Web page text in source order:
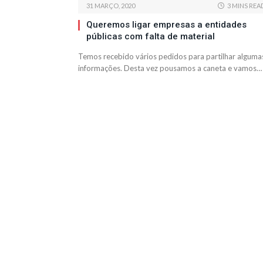
31 MARÇO, 2020 3 MINS
Queremos ligar empresas a entidades
públicas com falta de material
Temos recebido vários pedidos para partilhar
informações. Desta vez pousamos a caneta e vamos…